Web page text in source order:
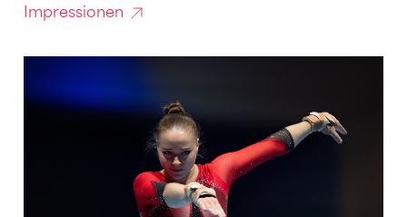
Impressionen